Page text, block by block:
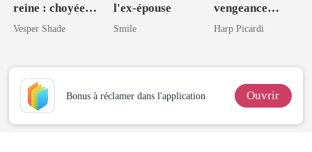
reine : choyée
par ses trois
Vesper Shade
l'ex-épouse
Smile
vengeance
impitoyable de
Harp Picardi
Bonus à réclamer dans l'application Ouvrir